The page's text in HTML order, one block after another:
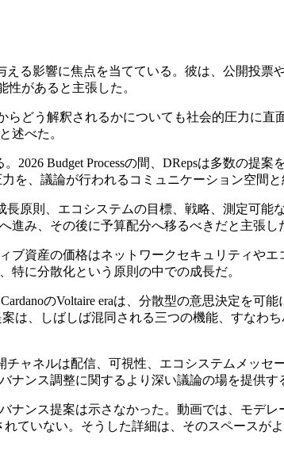
る影響に焦点を当てている。彼は、公開投票
があると主張した。
どう解釈されるかについても社会的圧力に
述べた。
2026 Budget Processの間、DRepsは多数の提
を、議論が行われるコミュニケーション空間と
原則、エコシステムの目標、戦略、測定可
み、その後に予算配分へ移るべきだと主張し
ブ資産の価格はネットワークセキュリティや
に分散化という原則の中での成長だ。
のVoltaire eraは、分散型の意思決定を可
は、しばしば混同される三つの機能、すなわ
チャネルは配信、可視性、エコシステムメッ
ンス調整に関するより深い議論の場を提供す
ナンス提案は示さなかった。動画では、モデレ
ていない。そうした詳細は、そのスペースが